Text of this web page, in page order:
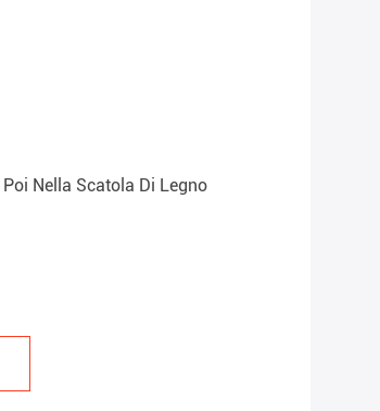
Nella Scatola Di Legno